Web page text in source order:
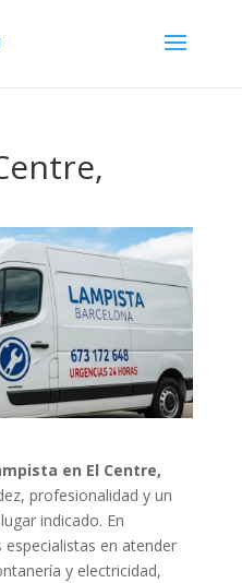
en El Centre,
profesionalidad y un
indicado. En
en atender
y electricidad,